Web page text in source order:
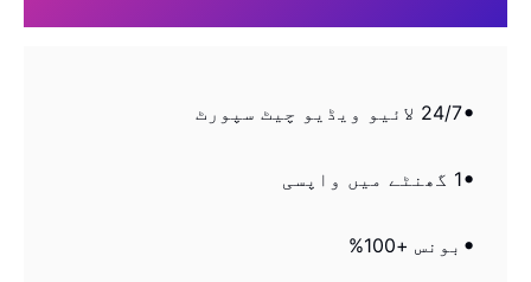
24/7 لائیو ویڈیو چیٹ سپورٹ
1 گھنٹے میں واپسی
بونس +100%